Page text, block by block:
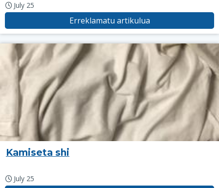
July 25
Erreklamatu artikulua
Kamiseta shi
July 25